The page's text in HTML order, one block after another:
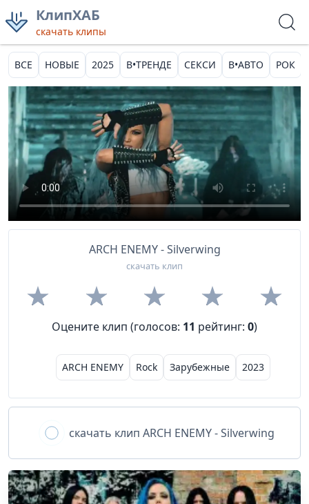
КлипХАБ
скачать клипы
ВСЕ НОВЫЕ 2025 В•ТРЕНДЕ СЕКСИ В•АВТО РОК
ARCH ENEMY - Silverwing
скачать клип
Оцените клип (голосов: 11 рейтинг: 0)
ARCH ENEMY Rock Зарубежные 2023
скачать клип ARCH ENEMY - Silverwing